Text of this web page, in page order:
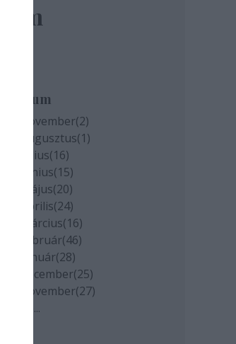
elem
Archívum
2020 november(2)
2020 augusztus(1)
2020 július(16)
2020 június(15)
2020 május(20)
2020 április(24)
2020 március(16)
2020 február(46)
2020 január(28)
2019 december(25)
2019 november(27)
...